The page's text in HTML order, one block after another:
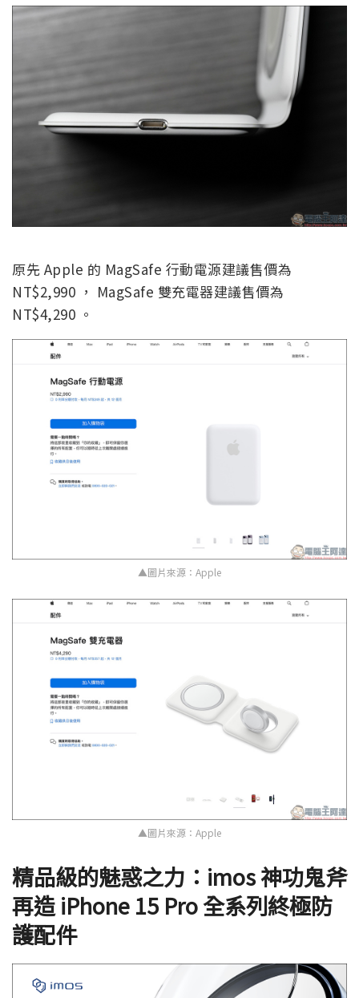
原先 Apple 的 MagSafe 行動電源建議售價為
NT$2,990 ， MagSafe 雙充電器建議售價為
NT$4,290 。
▲圖片來源：Apple
▲圖片來源：Apple
精品級的魅惑之力：imos 神功鬼斧
再造 iPhone 15 Pro 全系列終極防
護配件